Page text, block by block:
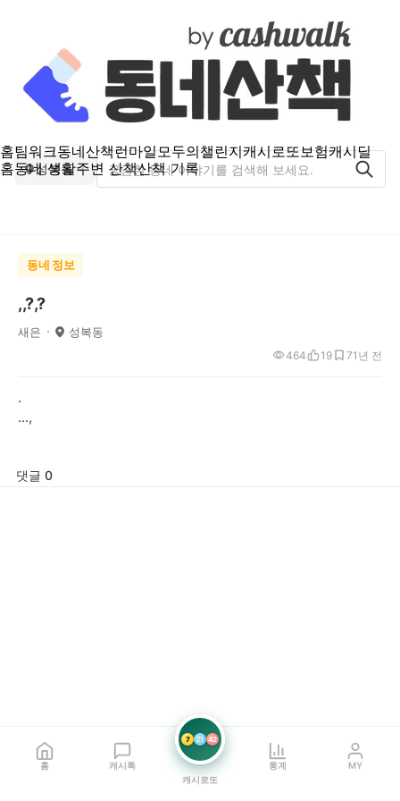
홈팀워크동네산책런마일모두의챌린지캐시로또보험캐시딜
홈동네 생활주변 산책산책 기록
성복동
동네 정보
,,?,?
새은 성복동
1년 전
464 19 7
.
...,
댓글 0
홈 캐시톡
7 21 42
캐시로또
통계 MY